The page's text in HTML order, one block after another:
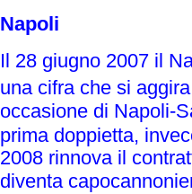
Napoli
Il 28 giugno 2007 il
una cifra che si
occasione di Napoli-
prima doppietta,
2008 rinnova il
diventa